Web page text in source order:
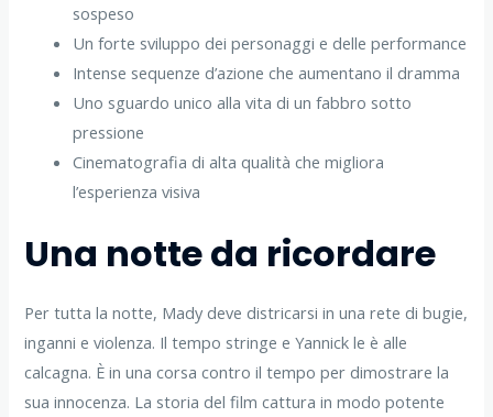
sospeso
Un forte sviluppo dei personaggi e delle performance
Intense sequenze d’azione che aumentano il dramma
Uno sguardo unico alla vita di un fabbro sotto
pressione
Cinematografia di alta qualità che migliora
l’esperienza visiva
Una notte da ricordare
Per tutta la notte, Mady deve districarsi in una rete di bugie,
inganni e violenza. Il tempo stringe e Yannick le è alle
calcagna. È in una corsa contro il tempo per dimostrare la
sua innocenza. La storia del film cattura in modo potente